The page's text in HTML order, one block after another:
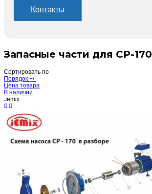
Контакты
Запасные части для CP-170
Сортировать по
Порядок +/-
Цена товара
В наличии
Jemix